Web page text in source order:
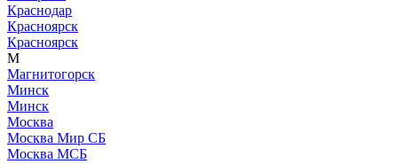
Краснодар
Красноярск
Красноярск
М
Магнитогорск
Минск
Минск
Москва
Москва Мир СБ
Москва МСБ